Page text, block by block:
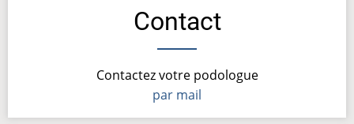
Contact
Contactez votre podologue
par mail